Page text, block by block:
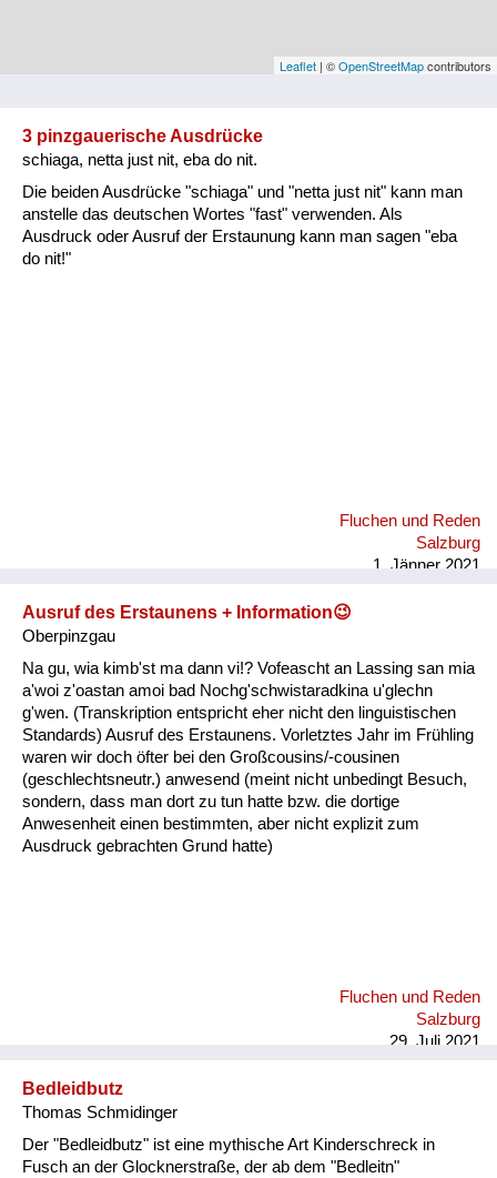
Vorarlberg
Kategorie
Natur und Landwirtschaft
Leaflet | ©OpenStreetMapcontributors
3 pinzgauerische Ausdrücke
schiaga, netta just nit, eba do nit.
Die beiden Ausdrücke "schiaga" und "netta just nit" kann man
anstelle das deutschen Wortes "fast" verwenden. Als
Ausdruck oder Ausruf der Erstaunung kann man sagen "eba
do nit!"
Fluchen und Reden
Salzburg
1. Jänner 2021
Ausruf des Erstaunens + Information😉
Oberpinzgau
Na gu, wia kimb'st ma dann vi!? Vofeascht an Lassing san mia
a'woi z'oastan amoi bad Nochg'schwistaradkina u'glechn
g'wen. (Transkription entspricht eher nicht den linguistischen
Standards) Ausruf des Erstaunens. Vorletztes Jahr im Frühling
waren wir doch öfter bei den Großcousins/-cousinen
(geschlechtsneutr.) anwesend (meint nicht unbedingt Besuch,
sondern, dass man dort zu tun hatte bzw. die dortige
Anwesenheit einen bestimmten, aber nicht explizit zum
Ausdruck gebrachten Grund hatte)
Fluchen und Reden
Salzburg
29. Juli 2021
Bedleidbutz
Thomas Schmidinger
Der "Bedleidbutz" ist eine mythische Art Kinderschreck in
Fusch an der Glocknerstraße, der ab dem "Bedleitn"